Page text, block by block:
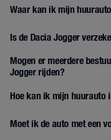
Waar kan ik mijn
Is de Dacia Jogger
Mogen er meerdere
Jogger rijden?
Hoe kan ik mijn huurauto
Moet ik de auto met een